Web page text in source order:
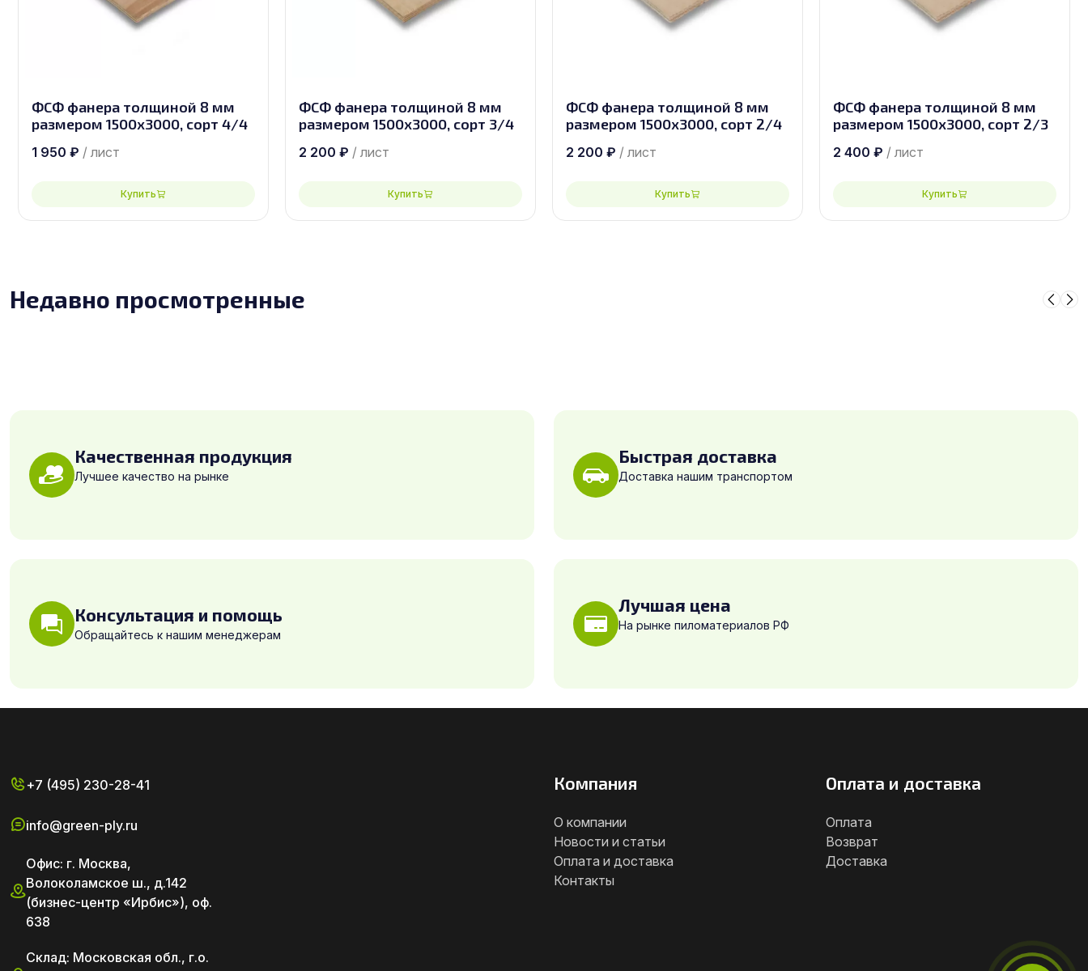
ФСФ фанера толщиной 8 мм
размером 1500х3000, сорт 4/4
1 950 ₽ / лист
Купить
ФСФ фанера толщиной 8 мм
размером 1500х3000, сорт 3/4
2 200 ₽ / лист
Купить
ФСФ фанера толщиной 8 мм
размером 1500х3000, сорт 2/4
2 200 ₽ / лист
Купить
ФСФ фанера толщиной 8 мм
размером 1500х3000, сорт 2/3
2 400 ₽ / лист
Купить
Недавно просмотренные
Качественная продукция
Лучшее качество на рынке
Быстрая доставка
Доставка нашим транспортом
Консультация и помощь
Обращайтесь к нашим менеджерам
Лучшая цена
На рынке пиломатериалов РФ
+7 (495) 230-28-41
info@green-ply.ru
Офис: г. Москва,
Волоколамское ш., д.142
(бизнес-центр «Ирбис»), оф.
638
Склад: Московская обл., г.о.
Компания
О компании
Новости и статьи
Оплата и доставка
Контакты
Оплата и доставка
Оплата
Возврат
Доставка